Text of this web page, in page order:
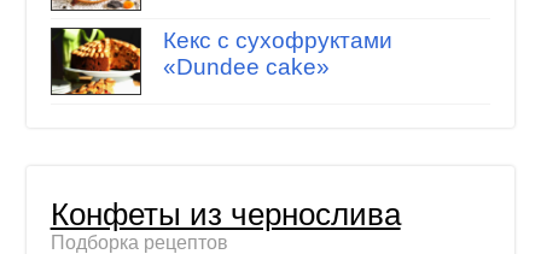
Кекс с сухофруктами
«Dundee cake»
Конфеты из чернослива
Подборка рецептов